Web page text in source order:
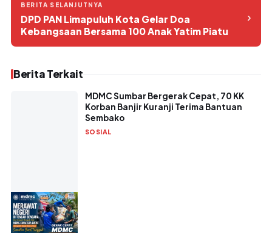
BERITA SELANJUTNYA
DPD PAN Limapuluh Kota Gelar Doa
Kebangsaan Bersama 100 Anak Yatim Piatu
›
Berita Terkait
MDMC Sumbar Bergerak Cepat, 70 KK
Korban Banjir Kuranji Terima Bantuan
Sembako
SOSIAL